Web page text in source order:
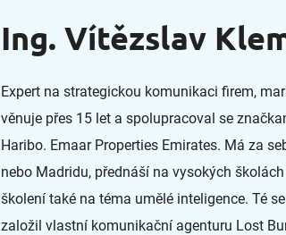
Ing. Vítězslav
Expert na strategickou komunikaci firem,
věnuje přes 15 let a spolupracoval se
Haribo. Emaar Properties Emirates. Má za
nebo Madridu, přednáší na vysokých
školení také na téma umělé inteligence. Té
založil vlastní komunikační agenturu Lost